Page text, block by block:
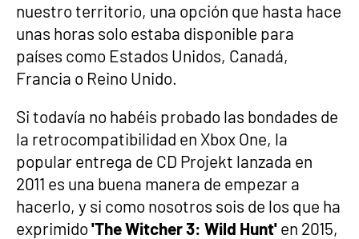
nuestro territorio, una opción que hasta hace
unas horas solo estaba disponible para
países como Estados Unidos, Canadá,
Francia o Reino Unido.
Si todavía no habéis probado las bondades de
la retrocompatibilidad en Xbox One, la
popular entrega de CD Projekt lanzada en
2011 es una buena manera de empezar a
hacerlo, y si como nosotros sois de los que ha
exprimido 'The Witcher 3: Wild Hunt' en 2015,